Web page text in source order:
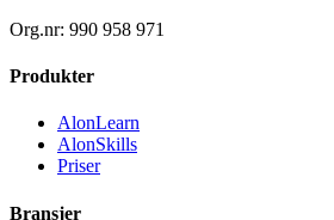
Org.nr: 990 958 971
Produkter
AlonLearn
AlonSkills
Priser
Bransjer